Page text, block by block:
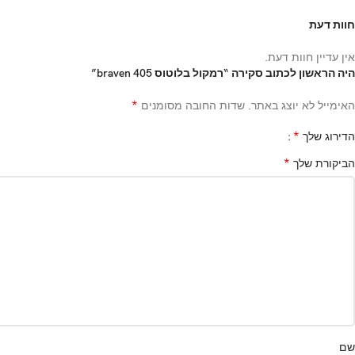
חוות דעת
אין עדיין חוות דעת.
היה הראשון לכתוב סקירה “רמקול בלוטוס braven 405”
האימייל לא יוצג באתר. שדות החובה מסומנים *
הדירוג שלך *
הביקורת שלך *
שם